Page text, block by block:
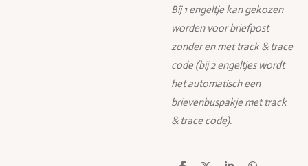
Bij 1 engeltje kan gekozen
worden voor briefpost
zonder en met track & trace
code (bij 2 engeltjes wordt
het automatisch een
brievenbuspakje met track
& trace code).